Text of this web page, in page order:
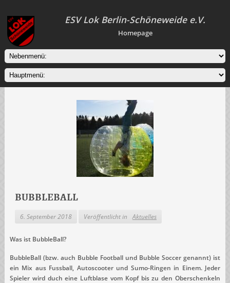
ESV Lok Berlin-Schöneweide e.V.
Homepage
BUBBLEBALL
6. September 2018 Veröffentlicht in Aktuelles
Was ist BubbleBall?
BubbleBall (bzw. auch Bubble Football und Bubble Soccer genannt) ist
ein Mix aus Fussball, Autoscooter und Sumo-Ringen in Einem. Jeder
Spieler wird duch eine Luftblase vom Kopf bis zu den Oberschenkeln